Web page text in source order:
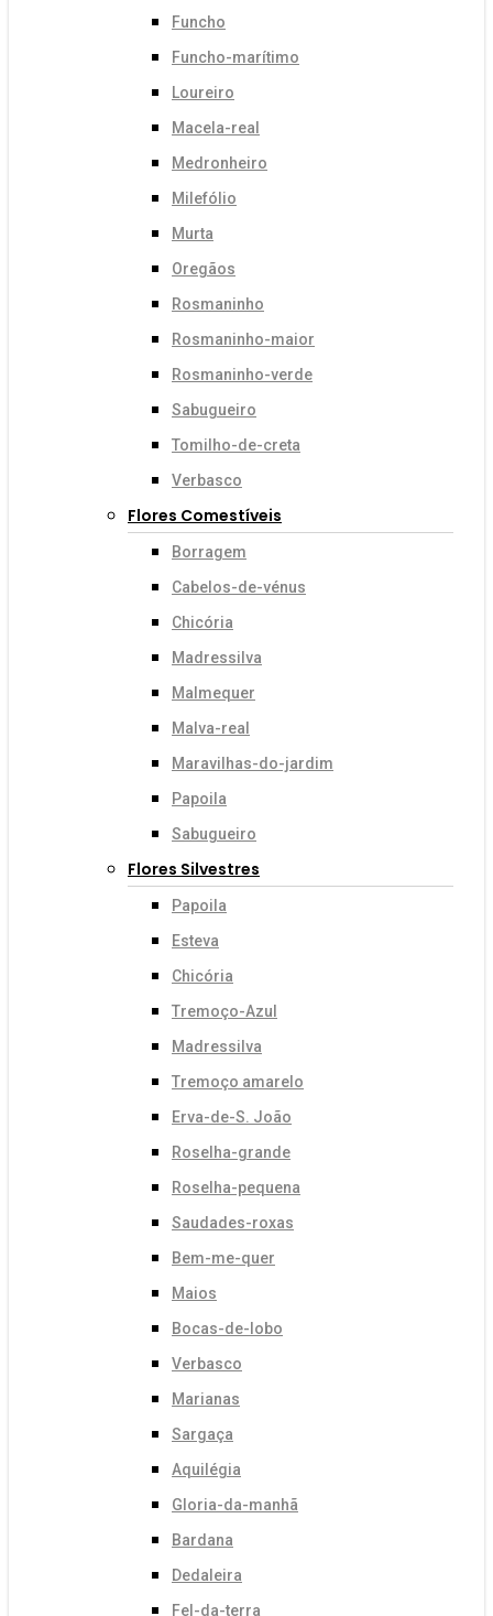
Funcho
Funcho-marítimo
Loureiro
Macela-real
Medronheiro
Milefólio
Murta
Oregãos
Rosmaninho
Rosmaninho-maior
Rosmaninho-verde
Sabugueiro
Tomilho-de-creta
Verbasco
Flores Comestíveis
Borragem
Cabelos-de-vénus
Chicória
Madressilva
Malmequer
Malva-real
Maravilhas-do-jardim
Papoila
Sabugueiro
Flores Silvestres
Papoila
Esteva
Chicória
Tremoço-Azul
Madressilva
Tremoço amarelo
Erva-de-S. João
Roselha-grande
Roselha-pequena
Saudades-roxas
Bem-me-quer
Maios
Bocas-de-lobo
Verbasco
Marianas
Sargaça
Aquilégia
Gloria-da-manhã
Bardana
Dedaleira
Fel-da-terra